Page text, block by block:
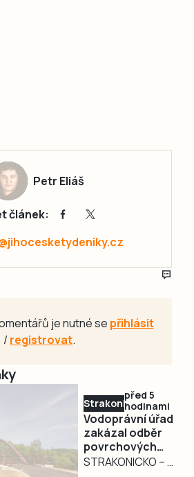
Petr Eliáš
článek:
je nutné se přihlásit
/registrovat.
Strakonicko
před 5
hodinami
Vodoprávní úřad
zakázal odběr
povrchových
vod na
STRAKONICKO – V